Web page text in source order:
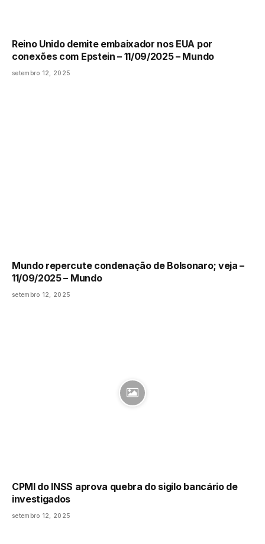
Reino Unido demite embaixador nos EUA por
conexões com Epstein – 11/09/2025 – Mundo
setembro 12, 2025
Mundo repercute condenação de Bolsonaro; veja –
11/09/2025 – Mundo
setembro 12, 2025
CPMI do INSS aprova quebra do sigilo bancário de
investigados
setembro 12, 2025